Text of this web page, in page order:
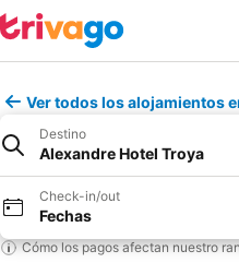
Ver todos los alojamientos
Destino
Alexandre Hotel Troya
Check-in/out
Fechas
Cómo los pagos afectan nuestro